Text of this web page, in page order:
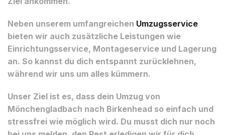
Neben unserem umfangreichen Umzugsservice
bieten wir auch zusätzliche Leistungen wie
Einrichtungsservice, Montageservice und Lagerung
an. So kannst du dich entspannt zurücklehnen,
während wir uns um alles kümmern.
Unser Ziel ist es, dass dein Umzug von
Mönchengladbach nach Birkenhead so einfach und
stressfrei wie möglich wird. Du musst dich nur noch